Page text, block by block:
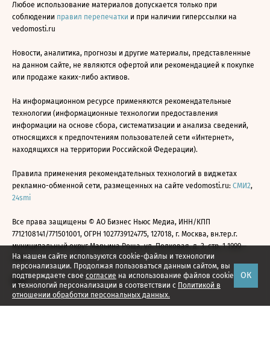
На нашем сайте используются cookie-файлы и технологии
персонализации. Продолжая пользоваться данным сайтом, вы
подтверждаете свое согласие на использование файлов cookie
и технологий персонализации в соответствии с Политикой в
отношении обработки персональных данных.
ОК
Любое использование материалов допускается только при
соблюдении правил перепечатки и при наличии гиперссылки на
vedomosti.ru
Новости, аналитика, прогнозы и другие материалы, представленные
на данном сайте, не являются офертой или рекомендацией к покупке
или продаже каких-либо активов.
На информационном ресурсе применяются рекомендательные
технологии (информационные технологии предоставления
информации на основе сбора, систематизации и анализа сведений,
относящихся к предпочтениям пользователей сети «Интернет»,
находящихся на территории Российской Федерации).
Правила применения рекомендательных технологий в виджетах
рекламно-обменной сети, размещенных на сайте vedomosti.ru: СМИ2,
24smi
Все права защищены © АО Бизнес Ньюс Медиа, ИНН/КПП
7712108141/771501001, ОГРН 1027739124775, 127018, г. Москва, вн.тер.г.
муниципальный округ Марьина Роща, ул. Полковая, д. 3, стр. 1 1999—
2026